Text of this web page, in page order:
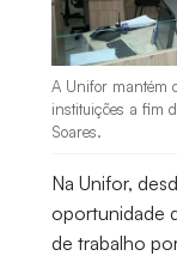
A Unifor mantém
instituições a fim
Soares.
Na Unifor,
oportunidade
de trabalho